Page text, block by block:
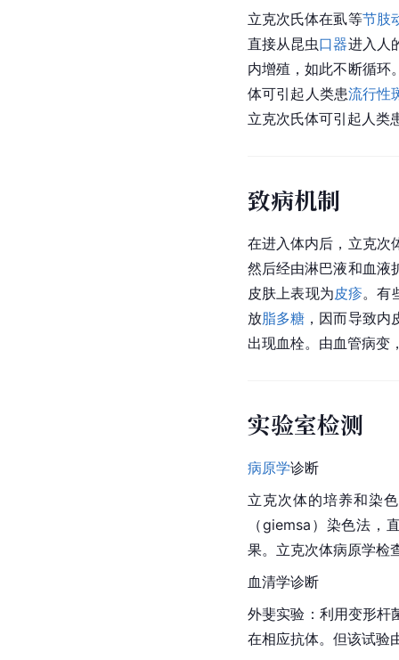
立克次氏体在虱等节肢
直接从昆虫口器进入人
内增殖，如此不断循环
体可引起人类患流行性
立克次氏体可引起人类
致病机制
在进入体内后，立克次
然后经由淋巴液和血液
皮肤上表现为皮疹。有
放脂多糖 ，因而导致
出现血栓。由血管病变
实验室检测
病原学诊断
立克次体的培养和染
（giemsa）染色法
果。立克次体病原学检
血清学诊断
外斐实验：利用变形杆
在相应抗体。但该试验